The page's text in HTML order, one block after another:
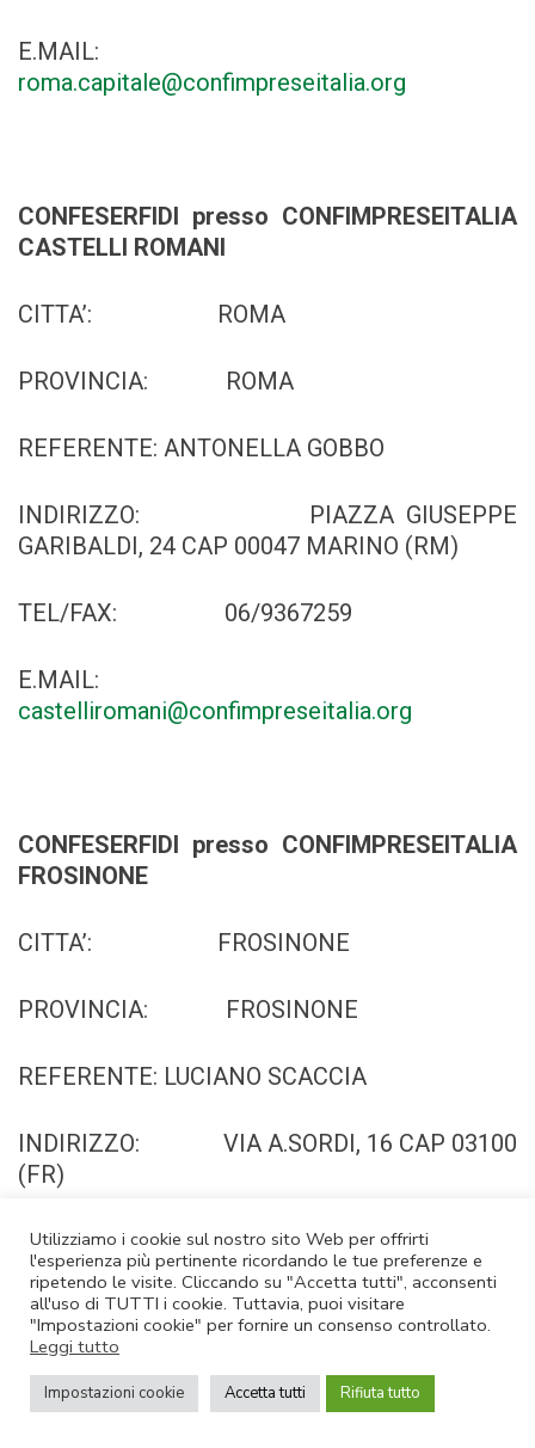
E.MAIL:
roma.capitale@confimpreseitalia.org
CONFESERFIDI presso CONFIMPRESEITALIA
CASTELLI ROMANI
CITTA’: ROMA
PROVINCIA: ROMA
REFERENTE: ANTONELLA GOBBO
INDIRIZZO: PIAZZA GIUSEPPE
GARIBALDI, 24 CAP 00047 MARINO (RM)
TEL/FAX: 06/9367259
E.MAIL:
castelliromani@confimpreseitalia.org
CONFESERFIDI presso CONFIMPRESEITALIA
FROSINONE
CITTA’: FROSINONE
PROVINCIA: FROSINONE
REFERENTE: LUCIANO SCACCIA
INDIRIZZO: VIA A.SORDI, 16 CAP 03100
(FR)
TEL/FAX: 392/40.016.71
E.MAIL:
frosinone@confimpreseitalia.org
Utilizziamo i cookie sul nostro sito Web per offrirti
l'esperienza più pertinente ricordando le tue preferenze e
ripetendo le visite. Cliccando su "Accetta tutti", acconsenti
all'uso di TUTTI i cookie. Tuttavia, puoi visitare
"Impostazioni cookie" per fornire un consenso controllato.
Leggi tutto
Impostazioni cookie Accetta tutti Rifiuta tutto